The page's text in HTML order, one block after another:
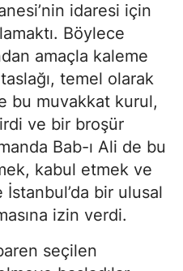
idaresi için
Böylece
amaçla kaleme
temel olarak
bu muvakkat kurul,
ve bir broşür
Bab-ı Ali de bu
kabul etmek ve
İstanbul’da bir ulusal
izin verdi.
seçilen